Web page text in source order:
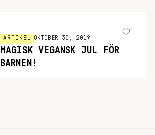
ARTIKEL OKTOBER 30, 2019
MAGISK VEGANSK JUL FÖR
BARNEN!